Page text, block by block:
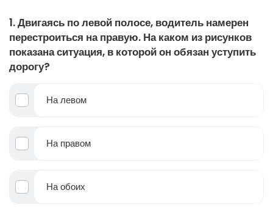
1. Двигаясь по левой полосе, водитель намерен
перестроиться на правую. На каком из рисунков
показана ситуация, в которой он обязан уступить
дорогу?
На левом
На правом
На обоих